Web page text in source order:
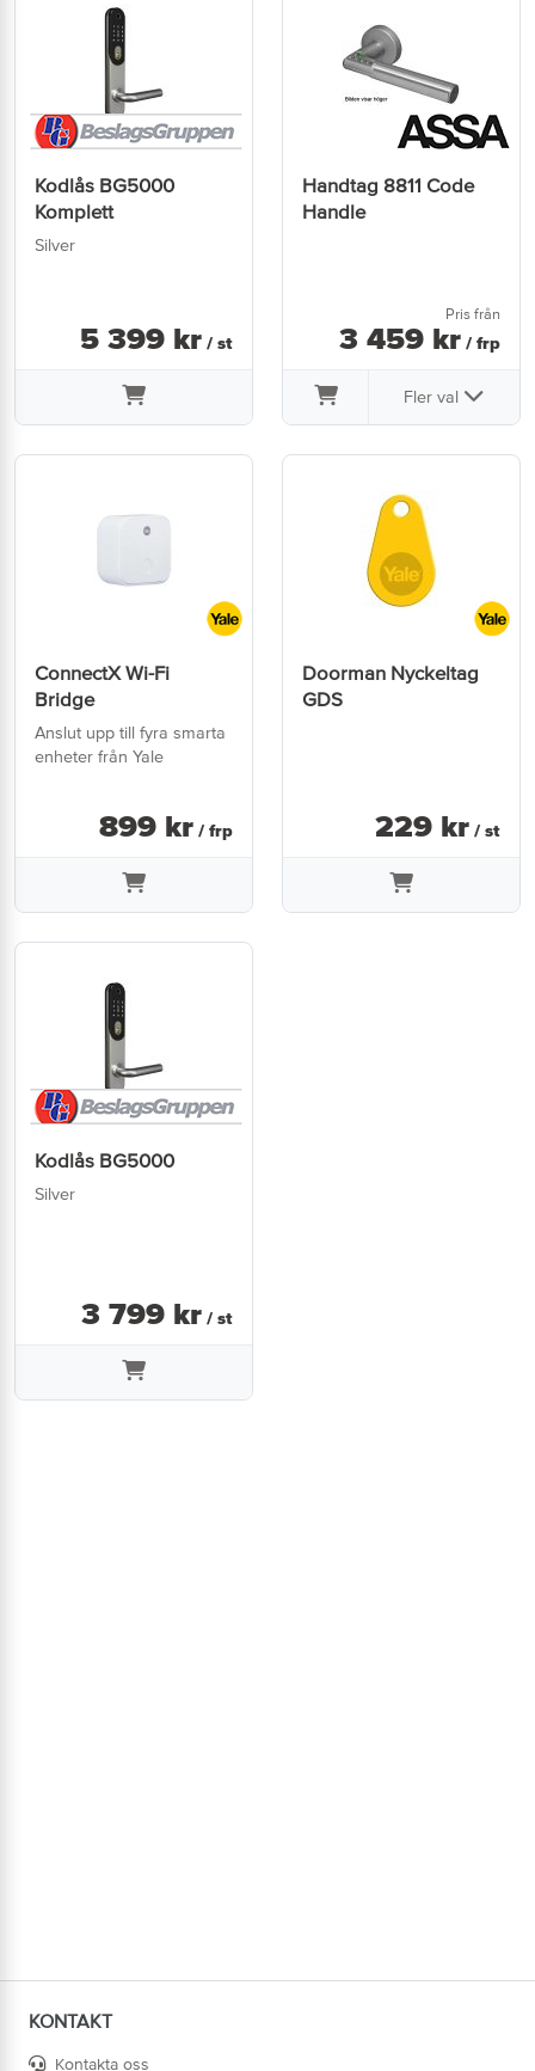
Kodlås BG5000
Komplett
Silver
5 399 kr / st
Handtag 8811 Code
Handle
Pris från
3 459 kr / frp
Fler val
ConnectX Wi-Fi
Bridge
Anslut upp till fyra smarta
enheter från Yale
899 kr / frp
Doorman Nyckeltag
GDS
229 kr / st
Kodlås BG5000
Silver
3 799 kr / st
KONTAKT
Kontakta oss